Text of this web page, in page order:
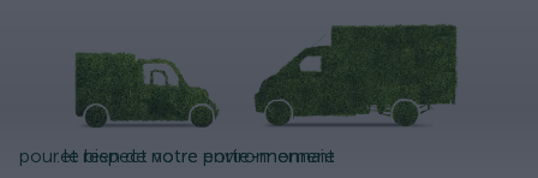
pour le bien de notre environnement
...et respect votre porte-monnaie